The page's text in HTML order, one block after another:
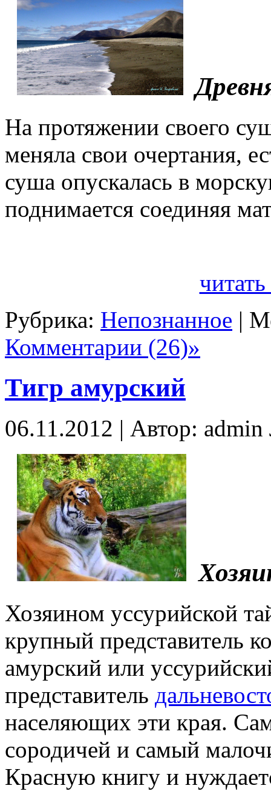
На протяжении своего
меняла свои очертания,
суша опускалась в
поднимается соединяя
Рубрика: Непознанное |
Комментарии (26)»
Тигр амурский
06.11.2012 | Автор:
Хозяином уссурийской
крупный представитель
амурский или
представитель
населяющих эти края.
сородичей и самый
Красную книгу и